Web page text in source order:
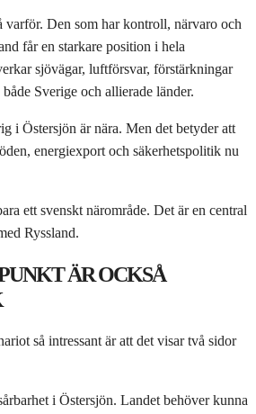
varför. Den som har kontroll, närvaro och
får en starkare position i hela
sjövägar, luftförsvar, förstärkningar
Sverige och allierade länder.
i Östersjön är nära. Men det betyder att
energiexport och säkerhetspolitik nu
ett svenskt närområde. Det är en central
Ryssland.
ÄR OCKSÅ
så intressant är att det visar två sidor
i Östersjön. Landet behöver kunna